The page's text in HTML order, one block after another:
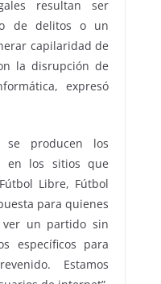
resultan ser
de delitos o un
capilaridad de
la disrupción de
expresó
se producen los
en los sitios que
Libre, Fútbol
para quienes
un partido sin
específicos para
Estamos